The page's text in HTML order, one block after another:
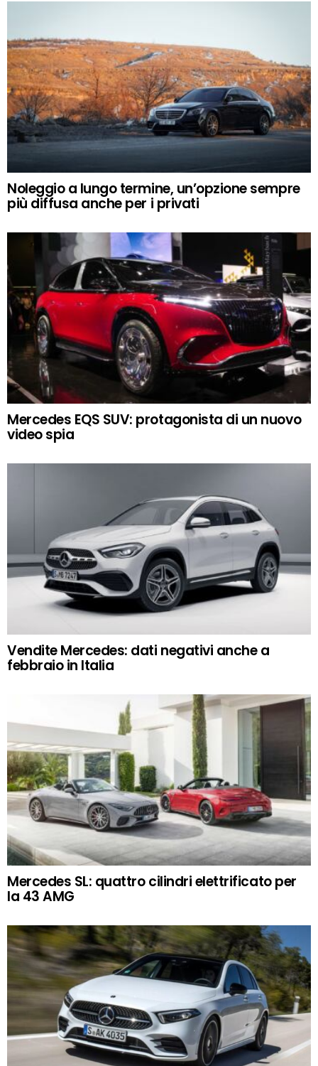
Noleggio a lungo termine, un’opzione sempre
più diffusa anche per i privati
Mercedes EQS SUV: protagonista di un nuovo
video spia
Vendite Mercedes: dati negativi anche a
febbraio in Italia
Mercedes SL: quattro cilindri elettrificato per
la 43 AMG